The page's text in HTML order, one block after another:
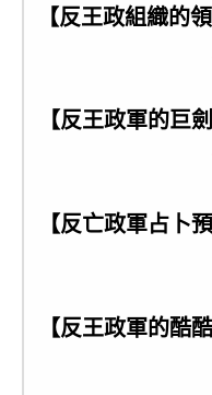
【反王政組織的
【反王政軍的巨
【反亡政軍占卜
【反王政軍的酷